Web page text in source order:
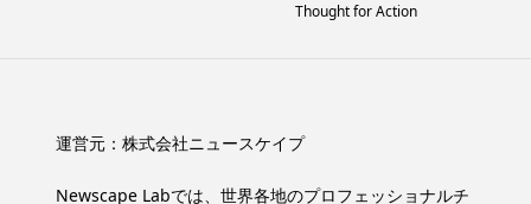
Thought for Action
運営元： 株式会社ニュースケイプ
Newscape Labでは、世界各地のプロフェッショナルチ